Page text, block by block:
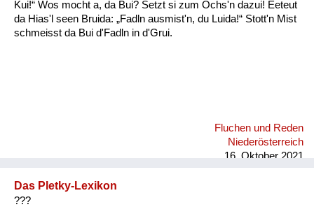
Kui!“ Wos mocht a, da Bui? Setzt si zum Ochs'n dazui! Eeteut
da Hias'l seen Bruida: „Fadln ausmist'n, du Luida!“ Stott'n Mist
schmeisst da Bui d'Fadln in d'Grui.
Fluchen und Reden
Niederösterreich
16. Oktober 2021
Das Pletky-Lexikon
???